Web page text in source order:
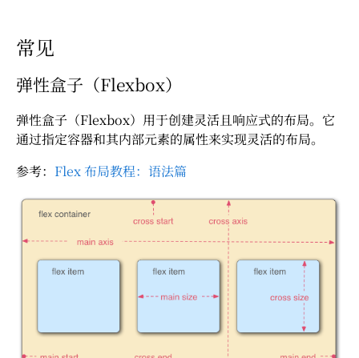
常见
弹性盒子（Flexbox）
弹性盒子（Flexbox）用于创建灵活且响应式的布局。它
通过指定容器和其内部元素的属性来实现灵活的布局。
参考： Flex 布局教程：语法篇